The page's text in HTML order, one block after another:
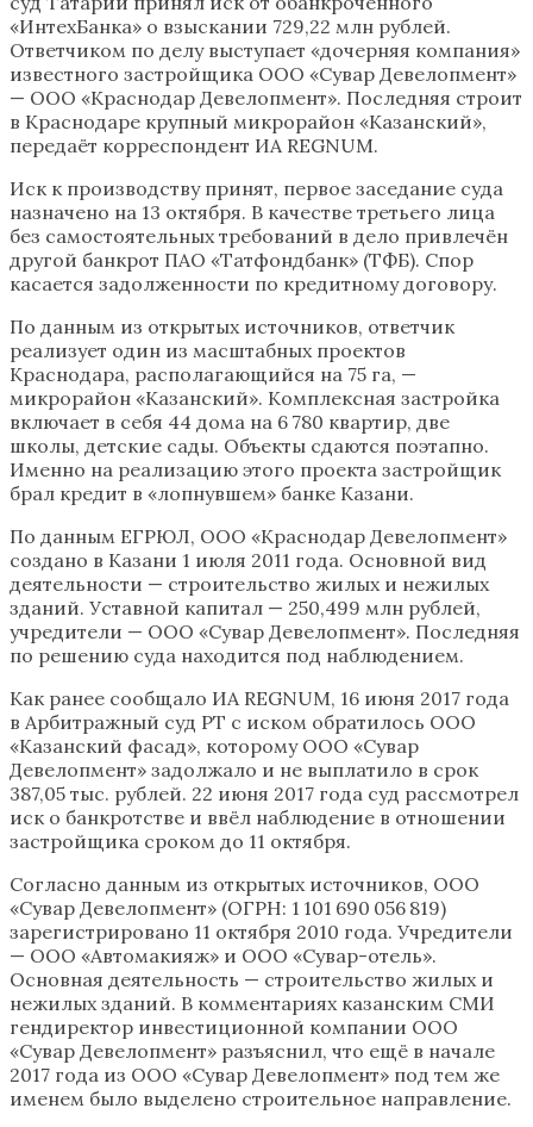
«ИнтехБанка» о взыскании 729,22 млн рублей.
Ответчиком по делу выступает «дочерняя компания»
известного застройщика ООО «Сувар Девелопмент»
— ООО «Краснодар Девелопмент». Последняя строит
в Краснодаре крупный микрорайон «Казанский»,
передаёт корреспондент ИА REGNUM.
Иск к производству принят, первое заседание суда
назначено на 13 октября. В качестве третьего лица
без самостоятельных требований в дело привлечён
другой банкрот ПАО «Татфондбанк» (ТФБ). Спор
касается задолженности по кредитному договору.
По данным из открытых источников, ответчик
реализует один из масштабных проектов
Краснодара, располагающийся на 75 га, —
микрорайон «Казанский». Комплексная застройка
включает в себя 44 дома на 6 780 квартир, две
школы, детские сады. Объекты сдаются поэтапно.
Именно на реализацию этого проекта застройщик
брал кредит в «лопнувшем» банке Казани.
По данным ЕГРЮЛ, ООО «Краснодар Девелопмент»
создано в Казани 1 июля 2011 года. Основной вид
деятельности — строительство жилых и нежилых
зданий. Уставной капитал — 250,499 млн рублей,
учредители — ООО «Сувар Девелопмент». Последняя
по решению суда находится под наблюдением.
Как ранее сообщало ИА REGNUM, 16 июня 2017 года
в Арбитражный суд РТ с иском обратилось ООО
«Казанский фасад», которому ООО «Сувар
Девелопмент» задолжало и не выплатило в срок
387,05 тыс. рублей. 22 июня 2017 года суд рассмотрел
иск о банкротстве и ввёл наблюдение в отношении
застройщика сроком до 11 октября.
Согласно данным из открытых источников, ООО
«Сувар Девелопмент» (ОГРН: 1 101 690 056 819)
зарегистрировано 11 октября 2010 года. Учредители
— ООО «Автомакияж» и ООО «Сувар-отель».
Основная деятельность — строительство жилых и
нежилых зданий. В комментариях казанским СМИ
гендиректор инвестиционной компании ООО
«Сувар Девелопмент» разъяснил, что ещё в начале
2017 года из ООО «Сувар Девелопмент» под тем же
именем было выделено строительное направление.